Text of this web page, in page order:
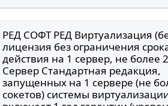
РЕД СОФТ РЕД Виртуализация
лицензия без ограничения
действия на 1 сервер, не более
Сервер Стандартная редакция,
запущенных на 1 сервере (не
сокетов) системы